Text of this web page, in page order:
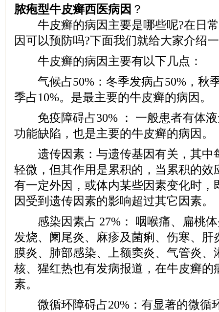
脓疱型牛皮癣西医病因 ？
牛皮癣的病因主要是哪些呢?在日常
因可以预防吗?下面我们就给大家介绍
牛皮癣的病因主要有以下几点：
气候占50%：冬季发病占50%，秋季
季占10%。是最主要的牛皮癣的病因。
免疫障碍占30% ： 一般患者有体液
功能缺陷，也是主要的牛皮癣的病因。
遗传因素：与遗传基因有关，其中
轻微，但其作用是累积的，当累积的效
有一定外因，或体内某些因素变化时，
因受到遗传因素的影响超过其它因素。
感染因素占 27%： 咽喉痛、扁桃体
发烧、阑尾炎、麻疹及菌痢、伤寒、肝
膜炎、肺部感染、上额窦炎、气管炎、
核、猩红热也有发病报道，在牛皮癣的
素。
微循环障碍占20%：有显著的微循